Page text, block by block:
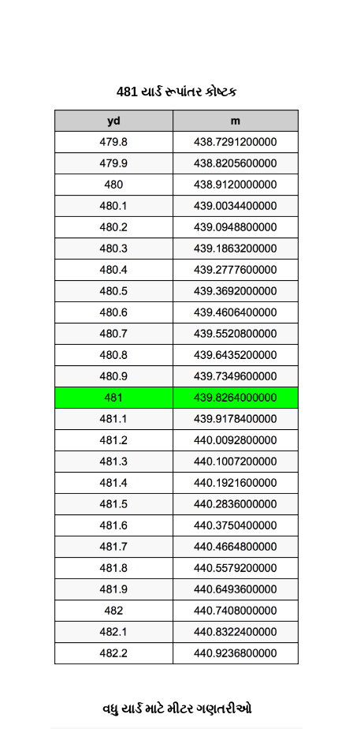
481 યાર્ડ રૂપાંતર કોષ્ટક
વધુ યાર્ડ માટે મીટર ગણતરીઓ